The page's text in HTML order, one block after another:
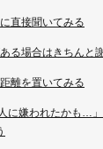
直接聞いてみる
る場合はきちんと
離を置いてみる
に嫌われたかも…